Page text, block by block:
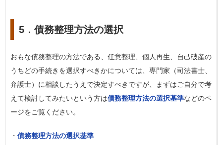
5．債務整理方法の選択
おもな債務整理の方法である、任意整理、個人再生、自己破産の
うちどの手続きを選択すべきかについては、専門家（司法書士、
弁護士）に相談したうえで決定すべきですが、まずはご自分で考
えて検討してみたいという方は債務整理方法の選択基準などのペ
ージをご覧ください。
・ 債務整理方法の選択基準